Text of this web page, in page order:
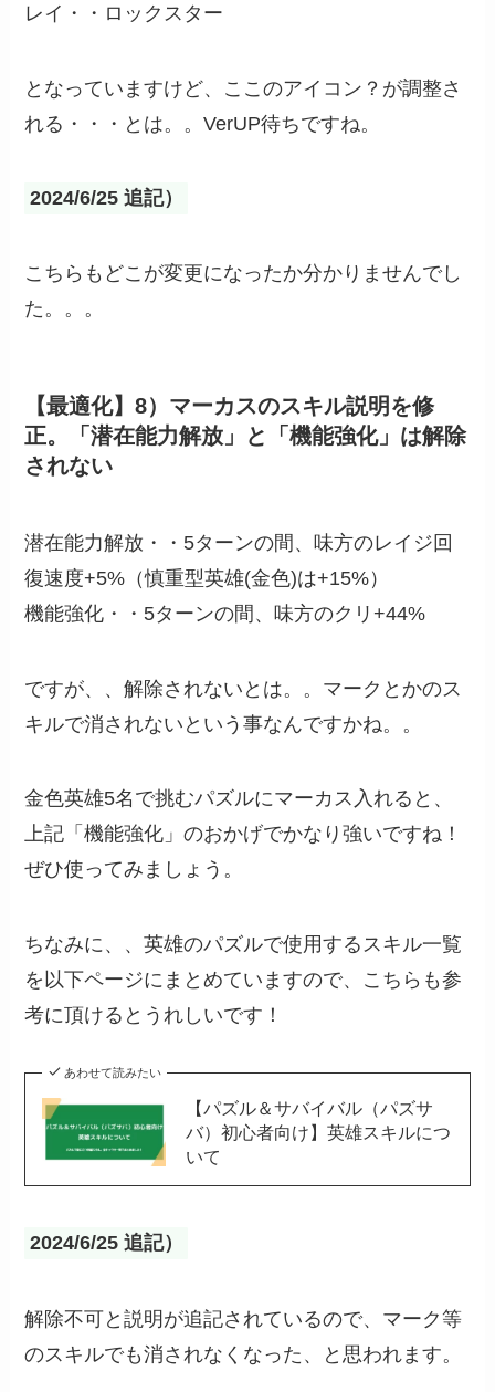
レイ・・ロックスター
となっていますけど、ここのアイコン？が調整さ
れる・・・とは。。VerUP待ちですね。
2024/6/25 追記）
こちらもどこが変更になったか分かりませんでし
た。。。
【最適化】8）マーカスのスキル説明を修
正。「潜在能力解放」と「機能強化」は解除
されない
潜在能力解放・・5ターンの間、味方のレイジ回
復速度+5%（慎重型英雄(金色)は+15%）
機能強化・・5ターンの間、味方のクリ+44%
ですが、、解除されないとは。。マークとかのス
キルで消されないという事なんですかね。。
金色英雄5名で挑むパズルにマーカス入れると、
上記「機能強化」のおかげでかなり強いですね！
ぜひ使ってみましょう。
ちなみに、、英雄のパズルで使用するスキル一覧
を以下ページにまとめていますので、こちらも参
考に頂けるとうれしいです！
あわせて読みたい
【パズル＆サバイバル（パズサ
バ）初心者向け】英雄スキルにつ
いて
2024/6/25 追記）
解除不可と説明が追記されているので、マーク等
のスキルでも消されなくなった、と思われます。